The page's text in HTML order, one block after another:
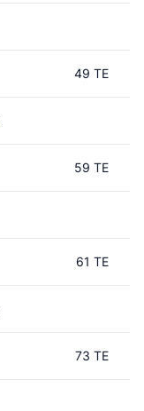
49 TE
59 TE
61 TE
73 TE